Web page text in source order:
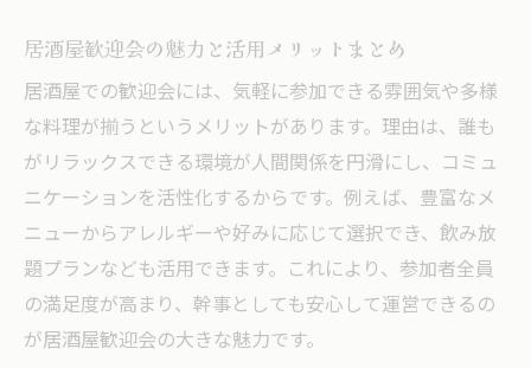
居酒屋歓迎会の魅力と活用メリットまとめ
居酒屋での歓迎会には、気軽に参加できる雰囲気や多様
な料理が揃うというメリットがあります。理由は、誰も
がリラックスできる環境が人間関係を円滑にし、コミュ
ニケーションを活性化するからです。例えば、豊富なメ
ニューからアレルギーや好みに応じて選択でき、飲み放
題プランなども活用できます。これにより、参加者全員
の満足度が高まり、幹事としても安心して運営できるの
が居酒屋歓迎会の大きな魅力です。